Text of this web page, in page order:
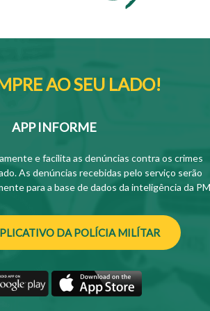
AO SEU LADO!
APP INFORME
e facilita as denúncias contra os crimes
As denúncias recebidas pelo serviço serão
para a base de dados da inteligência da
DA POLÍCIA MILÍTAR